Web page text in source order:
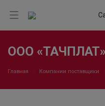
ООО «ТАЧПЛАТ»
Главная Компании поставщики